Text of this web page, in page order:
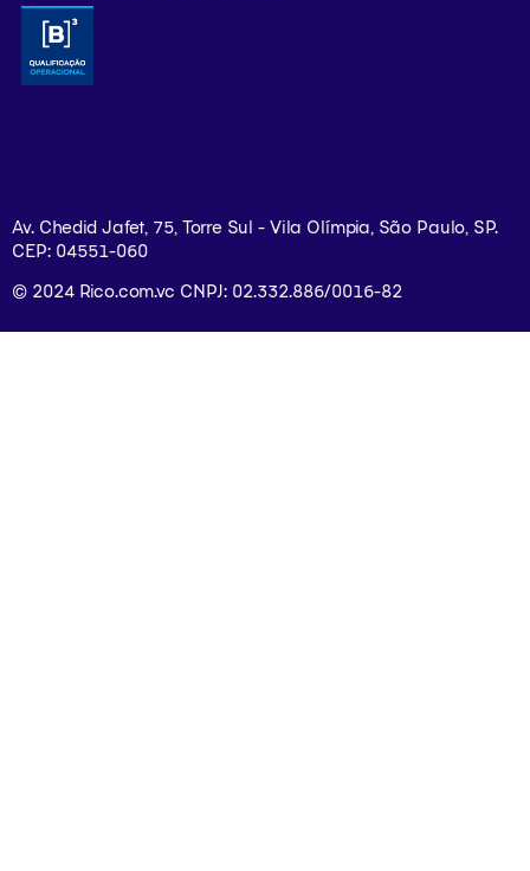
Av. Chedid Jafet, 75, Torre Sul - Vila Olímpia, São Paulo, SP.
CEP: 04551-060
© 2024 Rico.com.vc CNPJ: 02.332.886/0016-82